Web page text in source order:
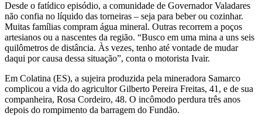
Desde o fatídico episódio, a comunidade de Governador Valadares
não confia no líquido das torneiras – seja para beber ou cozinhar.
Muitas famílias compram água mineral. Outras recorrem a poços
artesianos ou a nascentes da região. “Busco em uma mina a uns seis
quilômetros de distância. Às vezes, tenho até vontade de mudar
daqui por causa dessa situação”, conta o motorista Ivair.
Em Colatina (ES), a sujeira produzida pela mineradora Samarco
complicou a vida do agricultor Gilberto Pereira Freitas, 41, e de sua
companheira, Rosa Cordeiro, 48. O incômodo perdura três anos
depois do rompimento da barragem do Fundão.